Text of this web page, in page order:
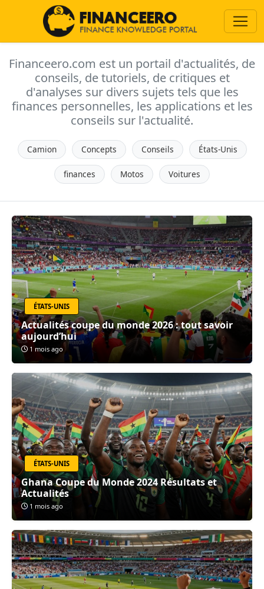
Financeero.com est un portail d'actualités, de
conseils, de tutoriels, de critiques et
d'analyses sur divers sujets tels que les
finances personnelles, les applications et les
conseils sur l'actualité.
Camion Concepts Conseils États-Unis
finances Motos Voitures
ÉTATS-UNIS
Actualités coupe du monde 2026 : tout savoir
aujourd’hui
1 mois ago
ÉTATS-UNIS
Ghana Coupe du Monde 2024 Résultats et
Actualités
1 mois ago